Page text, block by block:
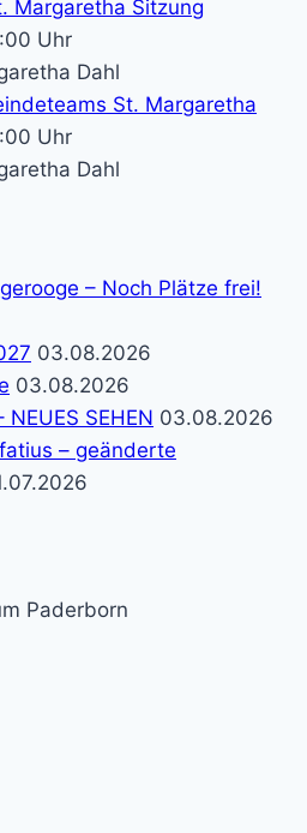
Margaretha Sitzung
Uhr
Dahl
St. Margaretha
Uhr
Dahl
– Noch Plätze frei!
03.08.2026
03.08.2026
NEUES SEHEN 03.08.2026
– geänderte
Paderborn